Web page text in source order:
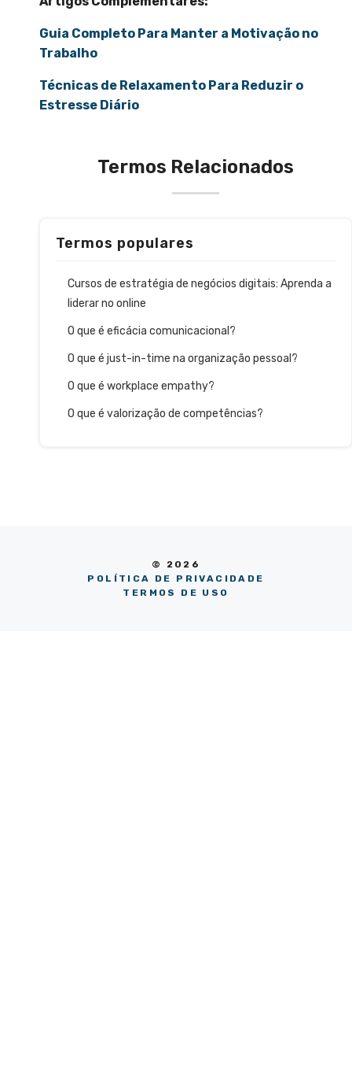
Guia Completo Para Manter a Motivação no
Trabalho
Técnicas de Relaxamento Para Reduzir o
Estresse Diário
Termos Relacionados
Termos populares
Cursos de estratégia de negócios digitais: Aprenda a
liderar no online
O que é eficácia comunicacional?
O que é just-in-time na organização pessoal?
O que é workplace empathy?
O que é valorização de competências?
© 2026
POLÍTICA DE PRIVACIDADE
TERMOS DE USO